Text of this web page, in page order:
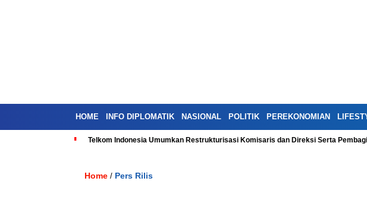
HOME INFO DIPLOMATIK NASIONAL POLITIK PEREKONOMIAN
Telkom Indonesia Umumkan Restrukturisasi Komisaris dan Direksi Serta
Home / Pers Rilis